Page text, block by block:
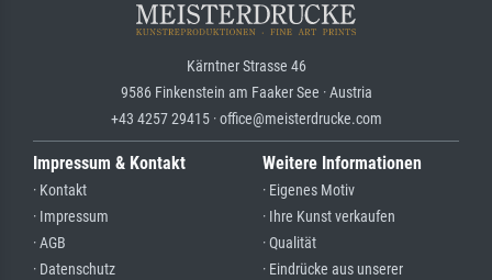
Kärntner Strasse 46
9586 Finkenstein am Faaker See · Austria
+43 4257 29415 · office@meisterdrucke.com
Impressum & Kontakt
· Kontakt
· Impressum
· AGB
· Datenschutz
Weitere Informationen
· Eigenes Motiv
· Ihre Kunst verkaufen
· Qualität
· Eindrücke aus unserer